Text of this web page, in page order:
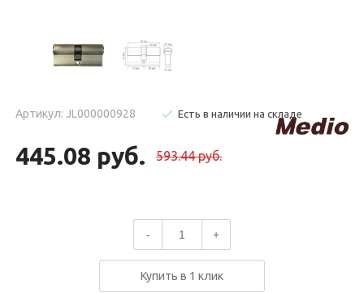
Артикул: JL000000928 Есть в наличии на складе
445.08 руб. 593.44 руб.
- +
Купить в 1 клик